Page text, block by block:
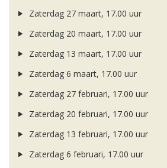
Zaterdag 27 maart, 17.00 uur
Zaterdag 20 maart, 17.00 uur
Zaterdag 13 maart, 17.00 uur
Zaterdag 6 maart, 17.00 uur
Zaterdag 27 februari, 17.00 uur
Zaterdag 20 februari, 17.00 uur
Zaterdag 13 februari, 17.00 uur
Zaterdag 6 februari, 17.00 uur